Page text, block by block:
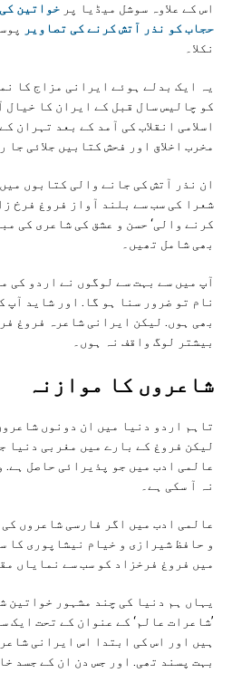
اس کے علاوہ سوشل میڈیا پر خواتین
حجاب کو نذر آتش کرنے کی تصاویر
نکلا۔
یہ ایک بدلے ہوئے ایرانی مزاج کا
کو چالیس سال قبل کے ایران کا خیال
اسلامی انقلاب کی آمد کے بعد تہران
مخرب اخلاق اور فحش کتابیں جلائی جا
ان نذر آتش کی جانے والی کتابوں
شعرا کی سب سے بلند آواز فروغ فرخ
کرنے والی‘ حسن و عشق کی شاعری کی
بھی شامل تھیں۔
آپ میں سے بہت سے لوگوں نے اردو کی
نام تو ضرور سنا ہو گا. اور شاید آپ
بھی ہوں. لیکن ایرانی شاعرہ فروغ
بیشتر لوگ واقف نہ ہوں۔
شاعروں کا موازنہ
تاہم اردو دنیا میں ان دونوں
لیکن فروغ کے بارے میں مغربی دنیا
عالمی ادب میں جو پذیرائی حاصل ہے.
نہ آ سکی ہے۔
عالمی ادب میں اگر فارسی شاعروں کی
و حافظ شیرازی و خیام نیشاپوری کا
میں فروغ فرخزاد کو سب سے نمایاں
یہاں ہم دنیا کی چند مشہور خواتین
’شاعرات عالم‘ کے عنوان کے تحت ایک
ہیں اور اس کی ابتدا اس ایرانی
بہت پسند تھی. اور جس دن ان کے جسد